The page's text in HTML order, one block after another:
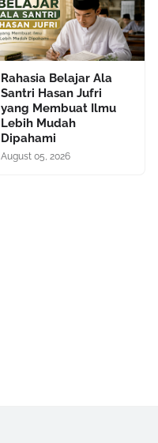
Rahasia Belajar Ala
Santri Hasan Jufri
yang Membuat Ilmu
Lebih Mudah
Dipahami
August 05, 2026